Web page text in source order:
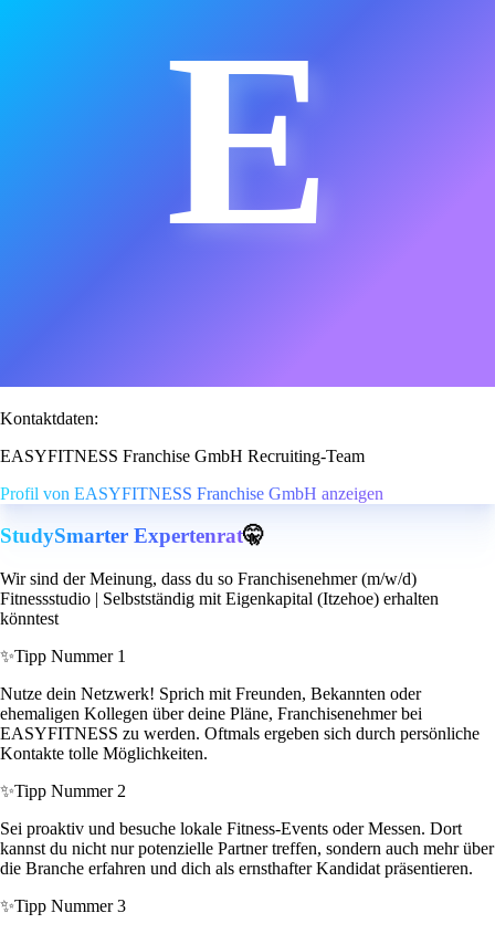
E
Kontaktdaten:
EASYFITNESS Franchise GmbH Recruiting-Team
Profil von EASYFITNESS Franchise GmbH anzeigen
StudySmarter Expertenrat🤫
Wir sind der Meinung, dass du so Franchisenehmer (m/w/d)
Fitnessstudio | Selbstständig mit Eigenkapital (Itzehoe) erhalten
könntest
✨Tipp Nummer 1
Nutze dein Netzwerk! Sprich mit Freunden, Bekannten oder
ehemaligen Kollegen über deine Pläne, Franchisenehmer bei
EASYFITNESS zu werden. Oftmals ergeben sich durch persönliche
Kontakte tolle Möglichkeiten.
✨Tipp Nummer 2
Sei proaktiv und besuche lokale Fitness-Events oder Messen. Dort
kannst du nicht nur potenzielle Partner treffen, sondern auch mehr über
die Branche erfahren und dich als ernsthafter Kandidat präsentieren.
✨Tipp Nummer 3